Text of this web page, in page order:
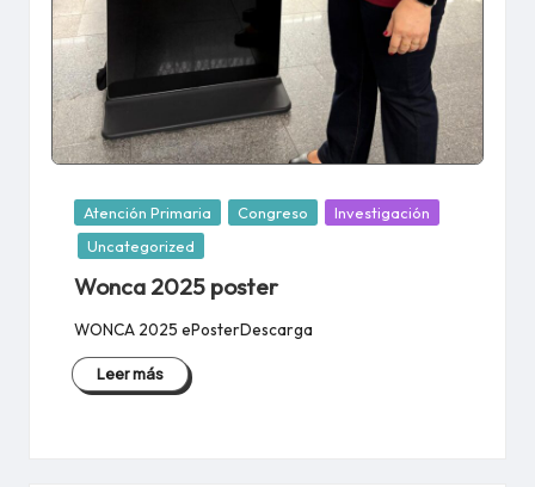
Publicada
en
Atención Primaria Congreso
Investigación
Uncategorized
Wonca 2025 poster
WONCA 2025 ePosterDescarga
Leer más